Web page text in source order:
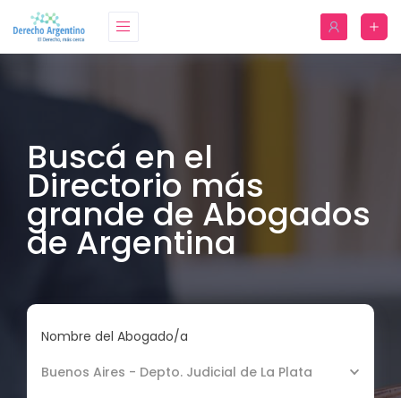
Buscá en el
Directorio más
grande de Abogados
de Argentina
Nombre del Abogado/a
Buenos Aires - Depto. Judicial de La Plata